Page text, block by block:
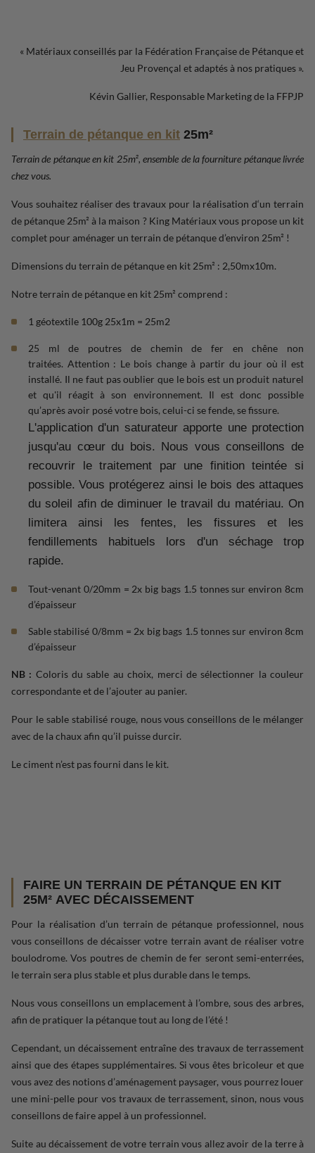
« Matériaux conseillés par la Fédération Française de Pétanque et
Jeu Provençal et adaptés à nos pratiques ».
Kévin Gallier, Responsable Marketing de la FFPJP
Terrain de pétanque en kit 25m²
Terrain de pétanque en kit 25m², ensemble de la fourniture pétanque livrée
chez vous.
Vous souhaitez réaliser des travaux pour la réalisation d‘un terrain
de pétanque 25m² à la maison ? King Matériaux vous propose un kit
complet pour aménager un terrain de pétanque d’environ 25m² !
Dimensions du terrain de pétanque en kit 25m² : 2,50mx10m.
Notre terrain de pétanque en kit 25m² comprend :
1 géotextile 100g 25x1m = 25m2
25 ml de poutres de chemin de fer en chêne non
traitées. Attention : Le bois change à partir du jour où il est
installé. Il ne faut pas oublier que le bois est un produit naturel
et qu'il réagit à son environnement. Il est donc possible
qu’après avoir posé votre bois, celui-ci se fende, se fissure.
L'application d'un saturateur apporte une protection
jusqu'au cœur du bois. Nous vous conseillons de
recouvrir le traitement par une finition teintée si
possible. Vous protégerez ainsi le bois des attaques
du soleil afin de diminuer le travail du matériau. On
limitera ainsi les fentes, les fissures et les
fendillements habituels lors d'un séchage trop
rapide.
Tout-venant 0/20mm = 2x big bags 1.5 tonnes sur environ 8cm
d’épaisseur
Sable stabilisé 0/8mm = 2x big bags 1.5 tonnes sur environ 8cm
d’épaisseur
NB : Coloris du sable au choix, merci de sélectionner la couleur
correspondante et de l’ajouter au panier.
Pour le sable stabilisé rouge, nous vous conseillons de le mélanger
avec de la chaux afin qu’il puisse durcir.
Le ciment n’est pas fourni dans le kit.
FAIRE UN TERRAIN DE PÉTANQUE EN KIT
25M² AVEC DÉCAISSEMENT
Pour la réalisation d’un terrain de pétanque professionnel, nous
vous conseillons de décaisser votre terrain avant de réaliser votre
boulodrome. Vos poutres de chemin de fer seront semi-enterrées,
le terrain sera plus stable et plus durable dans le temps.
Nous vous conseillons un emplacement à l’ombre, sous des arbres,
afin de pratiquer la pétanque tout au long de l’été !
Cependant, un décaissement entraîne des travaux de terrassement
ainsi que des étapes supplémentaires. Si vous êtes bricoleur et que
vous avez des notions d’aménagement paysager, vous pourrez louer
une mini-pelle pour vos travaux de terrassement, sinon, nous vous
conseillons de faire appel à un professionnel.
Suite au décaissement de votre terrain vous allez avoir de la terre à